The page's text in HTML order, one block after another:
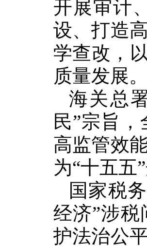
开展审计
设、打造
学查改，
质量发展。
海关总
民”宗旨
高监管效
为“十五五
国家税
经济”涉
护法治公